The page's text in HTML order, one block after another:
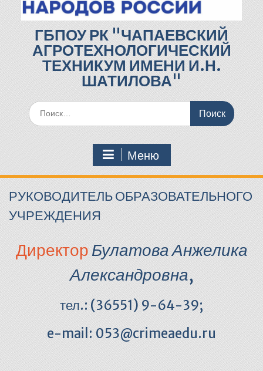
ГБПОУ РК "ЧАПАЕВСКИЙ
АГРОТЕХНОЛОГИЧЕСКИЙ
ТЕХНИКУМ ИМЕНИ И.Н.
ШАТИЛОВА"
Поиск
по:
Меню
РУКОВОДИТЕЛЬ ОБРАЗОВАТЕЛЬНОГО
УЧРЕЖДЕНИЯ
ДиректорБулатова Анжелика
Александровна,
тел.: (36551) 9-64-39;
e-mail: 053@crimeaedu.ru